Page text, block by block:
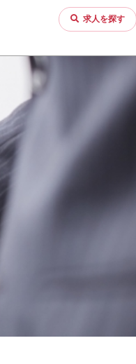
求人を探す